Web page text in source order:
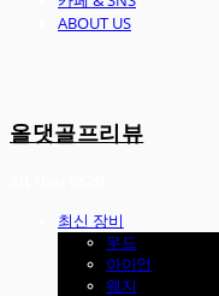
ABOUT US
올댓골프리뷰
최신 장비
우드
아이언
웨지